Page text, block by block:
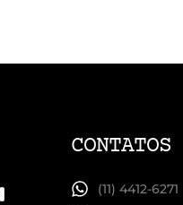
CONTATOS
(11) 4412-6271